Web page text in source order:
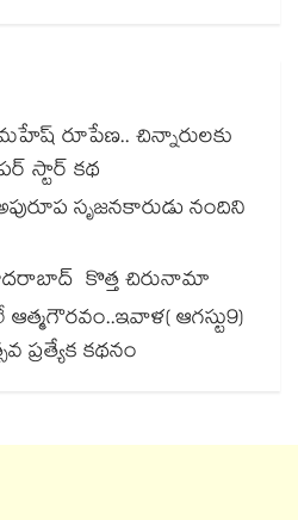
మహేష్ రూపేణ.. చిన్నారులకు
స్టార్ కథ
సృజనకారుడు నందిని
కొత్త చిరునామా
ఆగస్టు9)
ప్రత్యేక కథనం